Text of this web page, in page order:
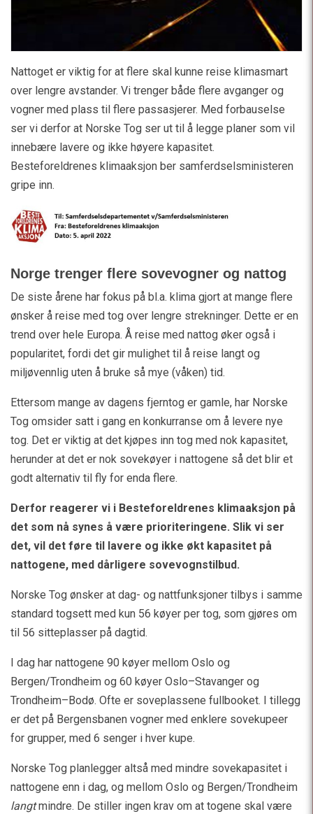
Nattoget er viktig for at flere skal kunne reise klimasmart
over lengre avstander. Vi trenger både flere avganger og
vogner med plass til flere passasjerer. Med forbauselse
ser vi derfor at Norske Tog ser ut til å legge planer som vil
innebære lavere og ikke høyere kapasitet.
Besteforeldrenes klimaaksjon ber samferdselsministeren
gripe inn.
Norge trenger flere sovevogner og nattog
De siste årene har fokus på bl.a. klima gjort at mange flere
ønsker å reise med tog over lengre strekninger. Dette er en
trend over hele Europa. Å reise med nattog øker også i
popularitet, fordi det gir mulighet til å reise langt og
miljøvennlig uten å bruke så mye (våken) tid.
Ettersom mange av dagens fjerntog er gamle, har Norske
Tog omsider satt i gang en konkurranse om å levere nye
tog. Det er viktig at det kjøpes inn tog med nok kapasitet,
herunder at det er nok sovekøyer i nattogene så det blir et
godt alternativ til fly for enda flere.
Derfor reagerer vi i Besteforeldrenes klimaaksjon på
det som nå synes å være prioriteringene. Slik vi ser
det, vil det føre til lavere og ikke økt kapasitet på
nattogene, med dårligere sovevognstilbud.
Norske Tog ønsker at dag- og nattfunksjoner tilbys i samme
standard togsett med kun 56 køyer per tog, som gjøres om
til 56 sitteplasser på dagtid.
I dag har nattogene 90 køyer mellom Oslo og
Bergen/Trondheim og 60 køyer Oslo–Stavanger og
Trondheim–Bodø. Ofte er soveplassene fullbooket. I tillegg
er det på Bergensbanen vogner med enklere sovekupeer
for grupper, med 6 senger i hver kupe.
Norske Tog planlegger altså med mindre sovekapasitet i
nattogene enn i dag, og mellom Oslo og Bergen/Trondheim
langtmindre. De stiller ingen krav om at togene skal være